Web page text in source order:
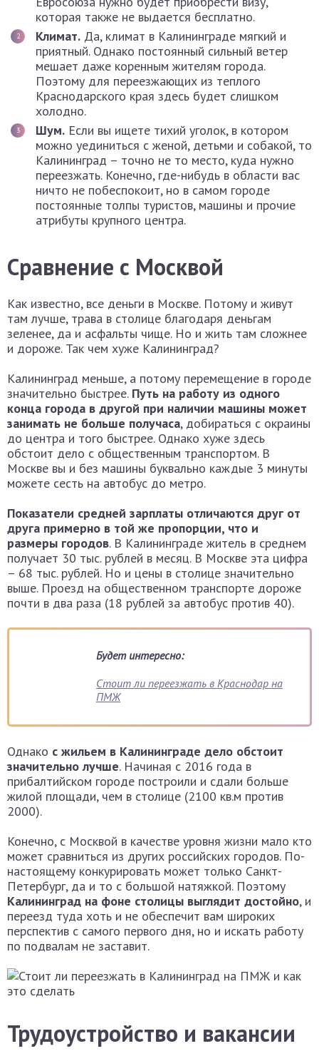
которая также не выдается бесплатно.
Климат. Да, климат в Калининграде мягкий и
приятный. Однако постоянный сильный ветер
мешает даже коренным жителям города.
Поэтому для переезжающих из теплого
Краснодарского края здесь будет слишком
холодно.
Шум. Если вы ищете тихий уголок, в котором
можно уединиться с женой, детьми и собакой, то
Калининград – точно не то место, куда нужно
переезжать. Конечно, где-нибудь в области вас
ничто не побеспокоит, но в самом городе
постоянные толпы туристов, машины и прочие
атрибуты крупного центра.
Сравнение с Москвой
Как известно, все деньги в Москве. Потому и живут
там лучше, трава в столице благодаря деньгам
зеленее, да и асфальты чище. Но и жить там сложнее
и дороже. Так чем хуже Калининград?
Калининград меньше, а потому перемещение в городе
значительно быстрее. Путь на работу из одного
конца города в другой при наличии машины может
занимать не больше получаса, добираться с окраины
до центра и того быстрее. Однако хуже здесь
обстоит дело с общественным транспортом. В
Москве вы и без машины буквально каждые 3 минуты
можете сесть на автобус до метро.
Показатели средней зарплаты отличаются друг от
друга примерно в той же пропорции, что и
размеры городов. В Калининграде житель в среднем
получает 30 тыс. рублей в месяц. В Москве эта цифра
– 68 тыс. рублей. Но и цены в столице значительно
выше. Проезд на общественном транспорте дороже
почти в два раза (18 рублей за автобус против 40).
Будет интересно:
Стоит ли переезжать в Краснодар на
ПМЖ
Однако с жильем в Калининграде дело обстоит
значительно лучше. Начиная с 2016 года в
прибалтийском городе построили и сдали больше
жилой площади, чем в столице (2100 кв.м против
2000).
Конечно, с Москвой в качестве уровня жизни мало кто
может сравниться из других российских городов. По-
настоящему конкурировать может только Санкт-
Петербург, да и то с большой натяжкой. Поэтому
Калининград на фоне столицы выглядит достойно, и
переезд туда хоть и не обеспечит вам широких
перспектив с самого первого дня, но и искать работу
по подвалам не заставит.
Трудоустройство и вакансии